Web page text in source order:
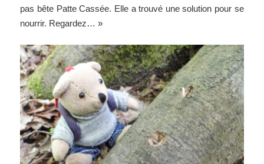
pas bête Patte Cassée. Elle a trouvé une solution pour se
nourrir. Regardez… »